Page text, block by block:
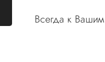
Всегда к